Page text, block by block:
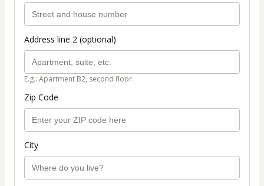
Address line 2 (optional)
E.g.: Apartment B2, second floor.
Zip Code
City